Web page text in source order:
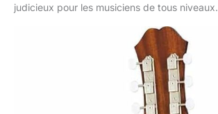
judicieux pour les musiciens de tous niveaux.